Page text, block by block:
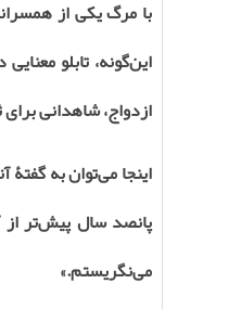
با مرگ یکی از
این‌گونه، تابلو
ازدواج، شاهدانی
اینجا می‌توان به
پانصد سال پیش‌تر از
می‌نگریستم.»